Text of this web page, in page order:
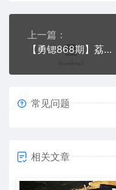
上一篇：
【勇锶868期】荔枝微课变现实操：微信号+社群+荔枝微课(直播+免费+付费)年赚100W(无水印)
常见问题
相关文章